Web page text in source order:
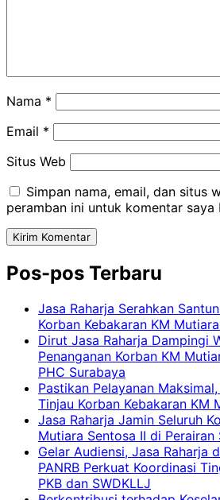
Nama *
Email *
Situs Web
Simpan nama, email, dan situs
peramban ini untuk komentar saya
Pos-pos Terbaru
Jasa Raharja Serahkan
Korban Kebakaran KM
Dirut Jasa Raharja Dampingi
Penanganan Korban KM
PHC Surabaya
Pastikan Pelayanan
Tinjau Korban Kebakaran KM
Jasa Raharja Jamin Seluruh
Mutiara Sentosa II di Perairan
Gelar Audiensi, Jasa Raharja
PANRB Perkuat Koordinasi
PKB dan SWDKLLJ